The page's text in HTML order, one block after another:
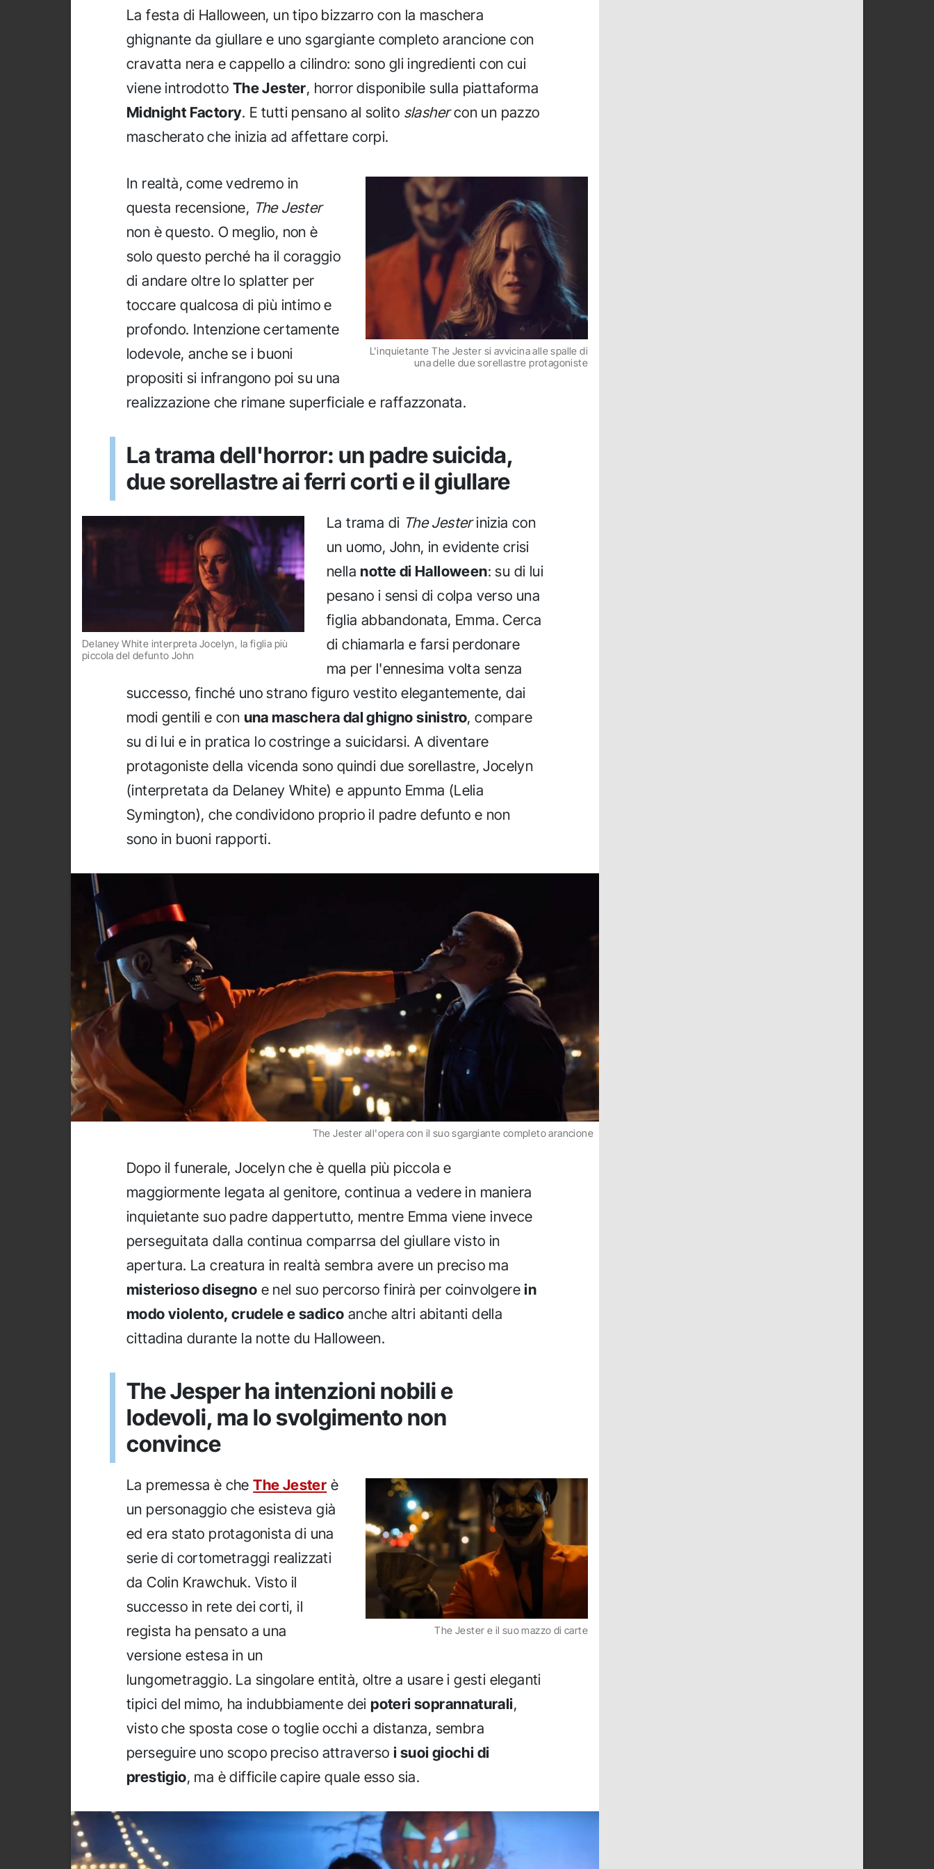
La festa di Halloween, un tipo bizzarro con la maschera
ghignante da giullare e uno sgargiante completo arancione con
cravatta nera e cappello a cilindro: sono gli ingredienti con cui
viene introdotto The Jester, horror disponibile sulla piattaforma
Midnight Factory. E tutti pensano al solito slashercon un pazzo
mascherato che inizia ad affettare corpi.
L'inquietante The Jester si avvicina alle spalle di
una delle due sorellastre protagoniste
In realtà, come vedremo in
questa recensione, The Jester
non è questo. O meglio, non è
solo questo perché ha il coraggio
di andare oltre lo splatter per
toccare qualcosa di più intimo e
profondo. Intenzione certamente
lodevole, anche se i buoni
propositi si infrangono poi su una
realizzazione che rimane superficiale e raffazzonata.
La trama dell'horror: un padre suicida,
due sorellastre ai ferri corti e il giullare
Delaney White interpreta Jocelyn, la figlia più
piccola del defunto John
La trama di The Jesterinizia con
un uomo, John, in evidente crisi
nella notte di Halloween: su di lui
pesano i sensi di colpa verso una
figlia abbandonata, Emma. Cerca
di chiamarla e farsi perdonare
ma per l'ennesima volta senza
successo, finché uno strano figuro vestito elegantemente, dai
modi gentili e con una maschera dal ghigno sinistro, compare
su di lui e in pratica lo costringe a suicidarsi. A diventare
protagoniste della vicenda sono quindi due sorellastre, Jocelyn
(interpretata da Delaney White) e appunto Emma (Lelia
Symington), che condividono proprio il padre defunto e non
sono in buoni rapporti.
The Jester all'opera con il suo sgargiante completo arancione
Dopo il funerale, Jocelyn che è quella più piccola e
maggiormente legata al genitore, continua a vedere in maniera
inquietante suo padre dappertutto, mentre Emma viene invece
perseguitata dalla continua comparrsa del giullare visto in
apertura. La creatura in realtà sembra avere un preciso ma
misterioso disegno e nel suo percorso finirà per coinvolgerein
modo violento, crudele e sadico anche altri abitanti della
cittadina durante la notte du Halloween.
The Jesper ha intenzioni nobili e
lodevoli, ma lo svolgimento non
convince
The Jester e il suo mazzo di carte
La premessa è cheThe Jester è
un personaggio che esisteva già
ed era stato protagonista di una
serie di cortometraggi realizzati
da Colin Krawchuk. Visto il
successo in rete dei corti, il
regista ha pensato a una
versione estesa in un
lungometraggio. La singolare entità, oltre a usare i gesti eleganti
tipici del mimo, ha indubbiamente dei poteri soprannaturali,
visto che sposta cose o toglie occhi a distanza, sembra
perseguire uno scopo preciso attraverso i suoi giochi di
prestigio, ma è difficile capire quale esso sia.